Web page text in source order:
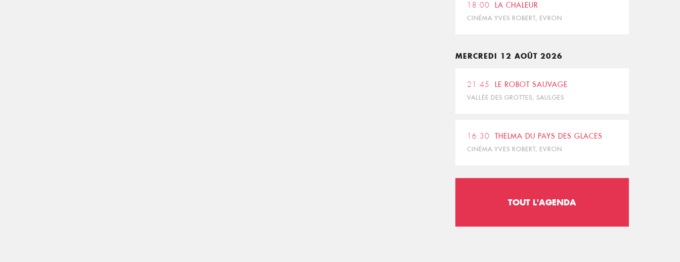
18:00 LA CHALEUR
CINÉMA YVES ROBERT, EVRON
MERCREDI 12 AOÛT 2026
21:45 LE ROBOT SAUVAGE
VALLÉE DES GROTTES, SAULGES
16:30 THELMA DU PAYS DES GLACES
CINÉMA YVES ROBERT, EVRON
TOUT L'AGENDA